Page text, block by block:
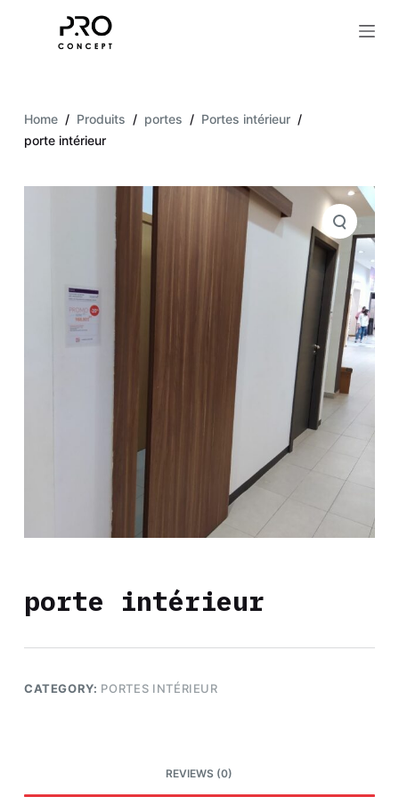
o
o
Home / Produits / portes / Portes intérieur /
porte intérieur
porte intérieur
CATEGORY: PORTES INTÉRIEUR
REVIEWS (0)